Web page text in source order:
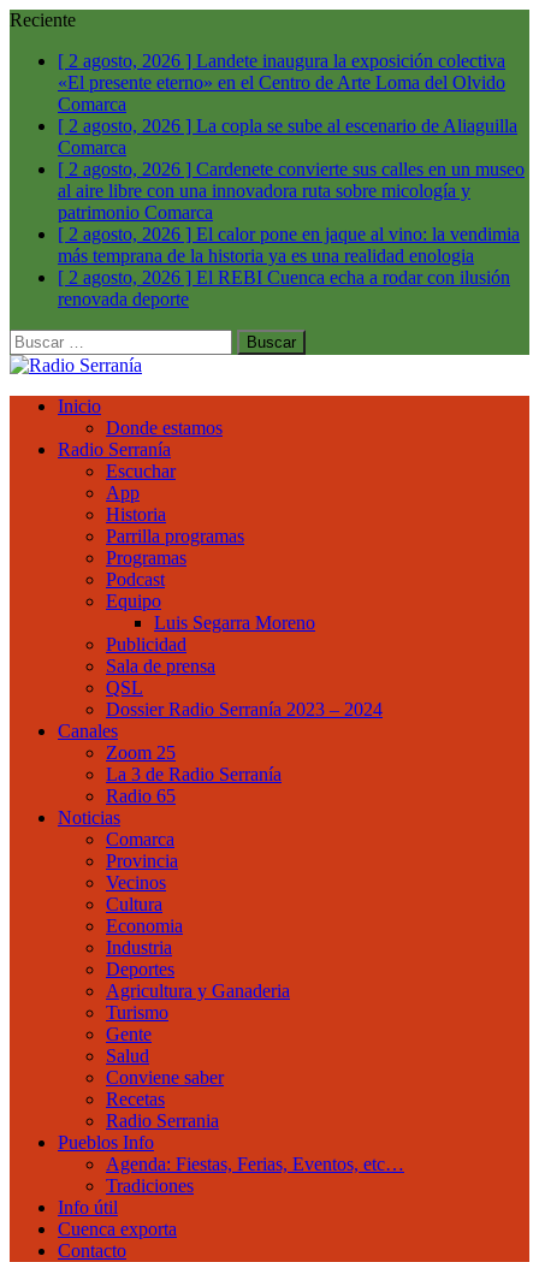
Reciente
[ 2 agosto, 2026 ] Landete inaugura la exposición colectiva
«El presente eterno» en el Centro de Arte Loma del Olvido
Comarca
[ 2 agosto, 2026 ] La copla se sube al escenario de Aliaguilla
Comarca
[ 2 agosto, 2026 ] Cardenete convierte sus calles en un museo
al aire libre con una innovadora ruta sobre micología y
patrimonio Comarca
[ 2 agosto, 2026 ] El calor pone en jaque al vino: la vendimia
más temprana de la historia ya es una realidad enologia
[ 2 agosto, 2026 ] El REBI Cuenca echa a rodar con ilusión
renovada deporte
Buscar:
Inicio
Donde estamos
Radio Serranía
Escuchar
App
Historia
Parrilla programas
Programas
Podcast
Equipo
Luis Segarra Moreno
Publicidad
Sala de prensa
QSL
Dossier Radio Serranía 2023 – 2024
Canales
Zoom 25
La 3 de Radio Serranía
Radio 65
Noticias
Comarca
Provincia
Vecinos
Cultura
Economia
Industria
Deportes
Agricultura y Ganaderia
Turismo
Gente
Salud
Conviene saber
Recetas
Radio Serrania
Pueblos Info
Agenda: Fiestas, Ferias, Eventos, etc…
Tradiciones
Info útil
Cuenca exporta
Contacto